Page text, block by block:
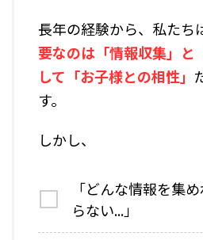
長年の経験から、私たち
要なのは「情報収集」と
して「お子様との相性」
す。
しかし、
「どんな情報を集
らない...」